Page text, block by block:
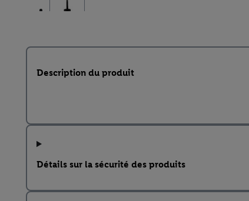
Description du produit
Détails sur la sécurité des produits